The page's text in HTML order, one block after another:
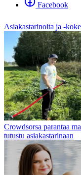
Facebook
Asiakastarinoita ja -
Crowdsorsa parantaa
tutustu asiakastarinaan